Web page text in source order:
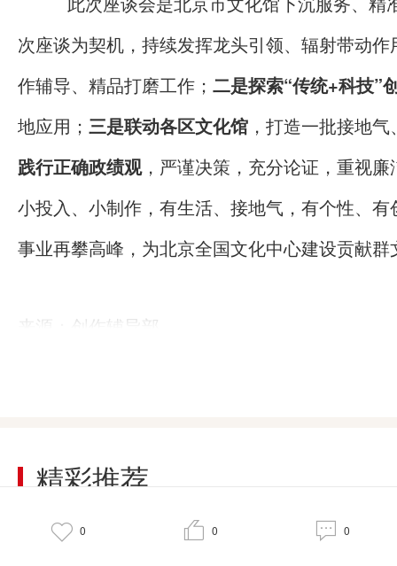
次座谈为契机，持续发挥龙头引领、辐射带动作
作辅导、精品打磨工作； 二是探索“传统+科技”
地应用； 三是联动各区文化馆 ，打造一批接地
践行正确政绩观，严谨决策，充分论证，重视
小投入、小制作，有生活、接地气，有个性、
事业再攀高峰，为北京全国文化中心建设贡献群
来源：创作辅导部
精彩推荐
 0  0  0